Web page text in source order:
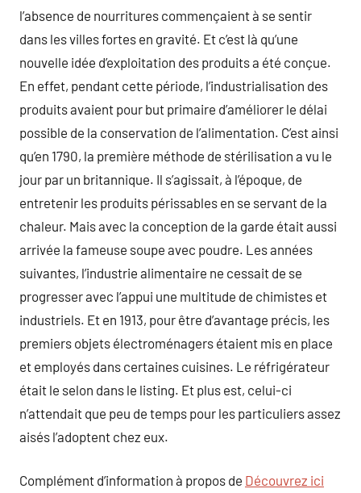
l’absence de nourritures commençaient à se sentir
dans les villes fortes en gravité. Et c’est là qu’une
nouvelle idée d’exploitation des produits a été conçue.
En effet, pendant cette période, l’industrialisation des
produits avaient pour but primaire d’améliorer le délai
possible de la conservation de l’alimentation. C’est ainsi
qu’en 1790, la première méthode de stérilisation a vu le
jour par un britannique. Il s’agissait, à l’époque, de
entretenir les produits périssables en se servant de la
chaleur. Mais avec la conception de la garde était aussi
arrivée la fameuse soupe avec poudre. Les années
suivantes, l’industrie alimentaire ne cessait de se
progresser avec l’appui une multitude de chimistes et
industriels. Et en 1913, pour être d’avantage précis, les
premiers objets électroménagers étaient mis en place
et employés dans certaines cuisines. Le réfrigérateur
était le selon dans le listing. Et plus est, celui-ci
n’attendait que peu de temps pour les particuliers assez
aisés l’adoptent chez eux.
Complément d’information à propos de Découvrez ici